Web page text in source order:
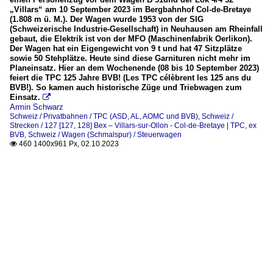
„Villars“ am 10 September 2023 im Bergbahnhof Col-de-Bretaye
(1.808 m ü. M.). Der Wagen wurde 1953 von der SIG
(Schweizerische Industrie-Gesellschaft) in Neuhausen am Rheinfall
gebaut, die Elektrik ist von der MFO (Maschinenfabrik Oerlikon).
Der Wagen hat ein Eigengewicht von 9 t und hat 47 Sitzplätze
sowie 50 Stehplätze. Heute sind diese Garnituren nicht mehr im
Planeinsatz. Hier an dem Wochenende (08 bis 10 September 2023)
feiert die TPC 125 Jahre BVB! (Les TPC célèbrent les 125 ans du
BVB!). So kamen auch historische Züge und Triebwagen zum
Einsatz. 
Armin Schwarz
Schweiz / Privatbahnen / TPC (ASD, AL, AOMC und BVB), Schweiz /
Strecken / 127 [127, 128] Bex – Villars-sur-Ollon - Col-de-Bretaye | TPC, ex
BVB, Schweiz / Wagen (Schmalspur) / Steuerwagen
 460 1400x961 Px, 02.10.2023